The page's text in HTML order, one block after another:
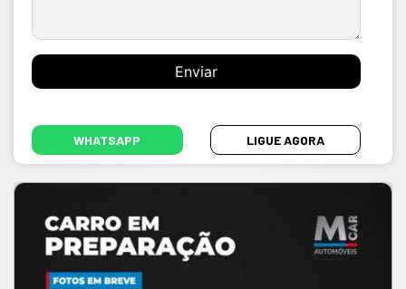
WHATSAPP LIGUE AGORA